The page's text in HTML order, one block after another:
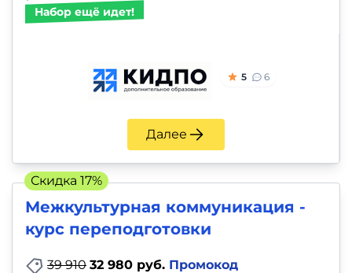
Набор ещё идет!
5 6
Далее
Межкультурная коммуникация -
курс переподготовки
39 910 32 980 руб. Промокод
Скидка 17%